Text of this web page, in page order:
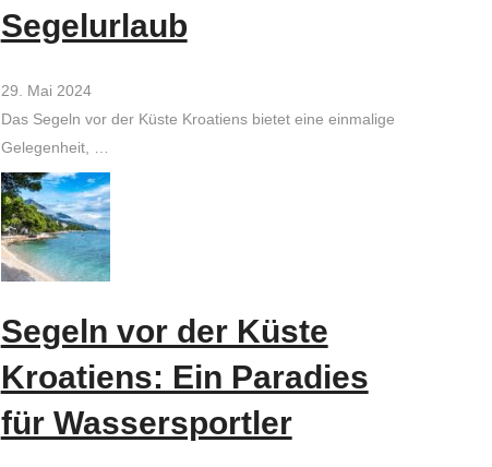
Segelurlaub
29. Mai 2024
Das Segeln vor der Küste Kroatiens bietet eine einmalige
Gelegenheit, …
Segeln vor der Küste
Kroatiens: Ein Paradies
für Wassersportler